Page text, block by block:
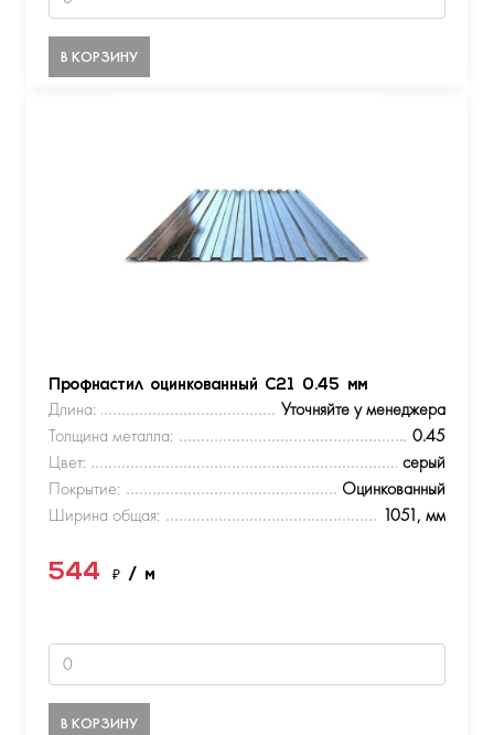
В КОРЗИНУ
Профнастил оцинкованный С21 0.45 мм
Длина:
Уточняйте у менеджера
Толщина металла:
0.45
Цвет:
серый
Покрытие:
Оцинкованный
Ширина общая:
1051, мм
544 ₽ / м
В КОРЗИНУ